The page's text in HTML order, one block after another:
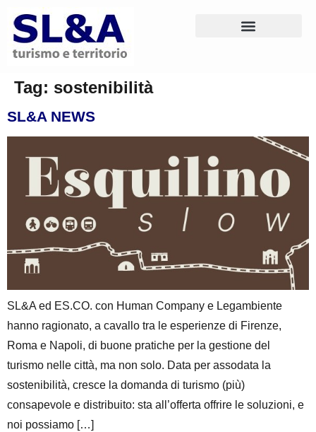
Tag: sostenibilità
SL&A NEWS
SL&A ed ES.CO. con Human Company e Legambiente
hanno ragionato, a cavallo tra le esperienze di Firenze,
Roma e Napoli, di buone pratiche per la gestione del
turismo nelle città, ma non solo. Data per assodata la
sostenibilità, cresce la domanda di turismo (più)
consapevole e distribuito: sta all’offerta offrire le soluzioni, e
noi possiamo […]